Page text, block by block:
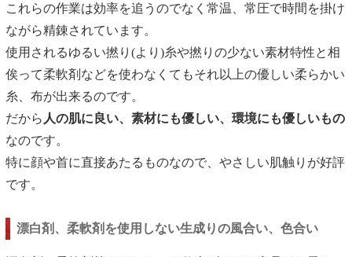
これらの作業は効率を追うのでなく常温、常圧で時間を掛け
ながら精錬されています。
使用されるゆるい撚り(より)糸や撚りの少ない素材特性と相
俟って柔軟剤などを使わなくてもそれ以上の優しい柔らかい
糸、布が出来るのです。
だから 人の肌に良い、素材にも優しい、環境にも優しいもの
なのです。
特に顔や首に直接あたるものなので、やさしい肌触りが好評
です。
漂白剤、柔軟剤を使用しない生成りの風合い、色合い